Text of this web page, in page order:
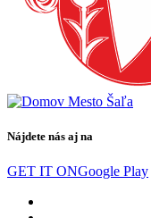
Nájdete nás aj na
GET IT ONGoogle Play